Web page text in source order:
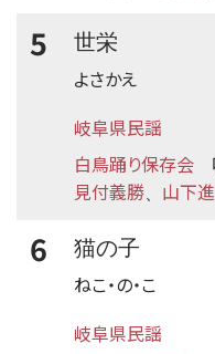
5
世栄
よさかえ
岐阜県民謡
白鳥踊り保存会
見付義勝 山下進
6
猫の子
ねこ・の・こ
岐阜県民謡